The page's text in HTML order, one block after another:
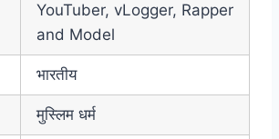
YouTuber, vLogger, Rapper
and Model
भारतीय
मुस्लिम धर्म